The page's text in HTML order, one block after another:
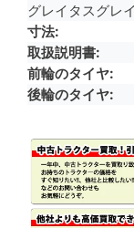
グレイタスグレ
寸法
取扱説明書
前輪のタイヤ
後輪のタイヤ